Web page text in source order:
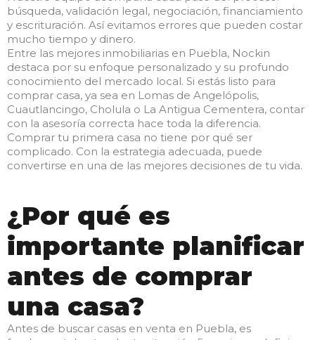
búsqueda, validación legal, negociación, financiamiento
y escrituración. Así evitamos errores que pueden costar
mucho tiempo y dinero.
Entre las mejores inmobiliarias en Puebla, Nockin
destaca por su enfoque personalizado y su profundo
conocimiento del mercado local. Si estás listo para
comprar casa, ya sea en Lomas de Angelópolis,
Cuautlancingo, Cholula o La Antigua Cementera, contar
con la asesoría correcta hace toda la diferencia.
Comprar tu primera casa no tiene por qué ser
complicado. Con la estrategia adecuada, puede
convertirse en una de las mejores decisiones de tu vida.
¿Por qué es
importante planificar
antes de comprar
una casa?
Antes de buscar casas en venta en Puebla, es